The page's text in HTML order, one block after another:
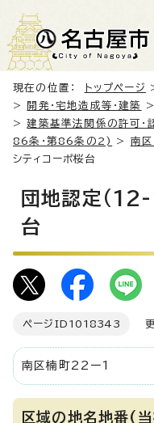
現在の位置： トップページ
>
開発・宅地造成等・建築
>建築基準法関係の許可・
86条・第86条の2)
> 南
シティコーポ桜台
団地認定（
台
ページID 1018343 更
南区楠町22ー1
区域の地名地番(